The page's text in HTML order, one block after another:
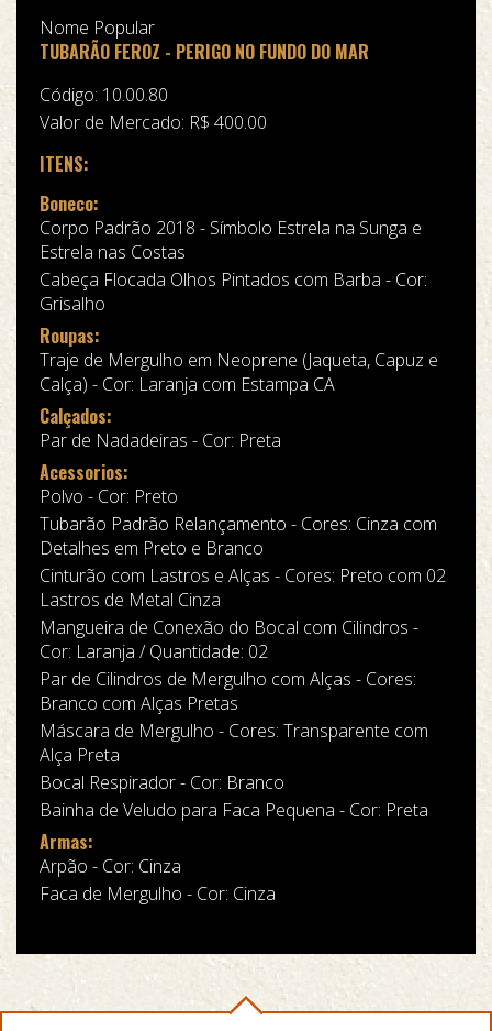
Nome Popular
TUBARÃO FEROZ - PERIGO NO FUNDO DO MAR
Código: 10.00.80
Valor de Mercado: R$ 400.00
ITENS:
Boneco:
Corpo Padrão 2018 - Símbolo Estrela na Sunga e
Estrela nas Costas
Cabeça Flocada Olhos Pintados com Barba - Cor:
Grisalho
Roupas:
Traje de Mergulho em Neoprene (Jaqueta, Capuz e
Calça) - Cor: Laranja com Estampa CA
Calçados:
Par de Nadadeiras - Cor: Preta
Acessorios:
Polvo - Cor: Preto
Tubarão Padrão Relançamento - Cores: Cinza com
Detalhes em Preto e Branco
Cinturão com Lastros e Alças - Cores: Preto com 02
Lastros de Metal Cinza
Mangueira de Conexão do Bocal com Cilindros -
Cor: Laranja / Quantidade: 02
Par de Cilindros de Mergulho com Alças - Cores:
Branco com Alças Pretas
Máscara de Mergulho - Cores: Transparente com
Alça Preta
Bocal Respirador - Cor: Branco
Bainha de Veludo para Faca Pequena - Cor: Preta
Armas:
Arpão - Cor: Cinza
Faca de Mergulho - Cor: Cinza